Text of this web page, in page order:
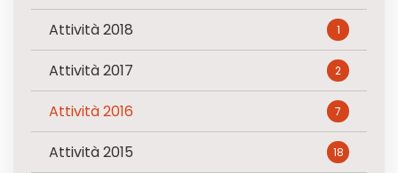
Attività 2018 1
Attività 2017 2
Attività 2016 7
Attività 2015 18